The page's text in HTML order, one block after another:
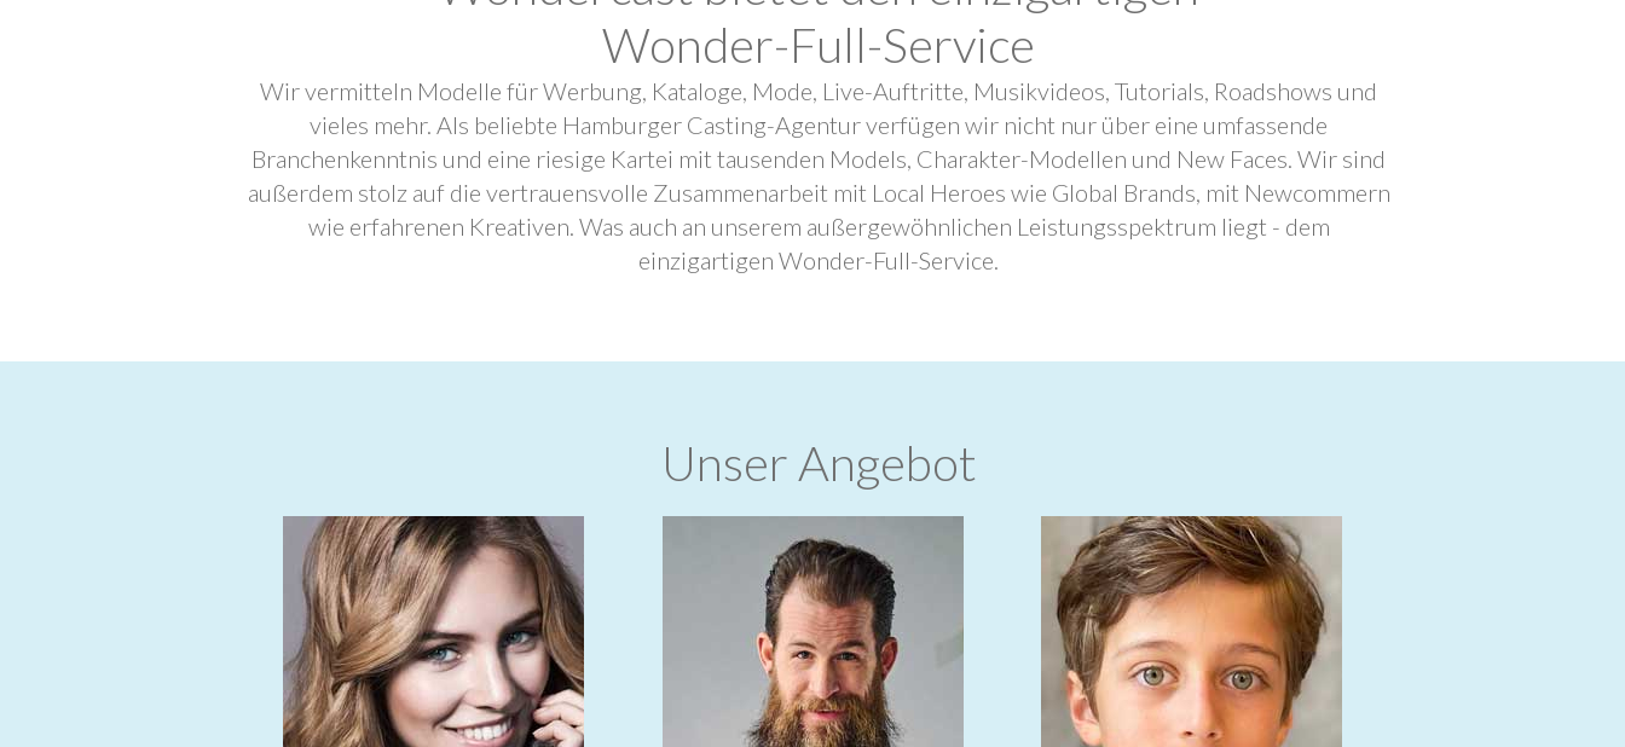
Wonder-Full-Service
Wir vermitteln Modelle für Werbung, Kataloge, Mode, Live-Auftritte, Musikvideos, Tutorials, Roadshows und
vieles mehr. Als beliebte Hamburger Casting-Agentur verfügen wir nicht nur über eine umfassende
Branchenkenntnis und eine riesige Kartei mit tausenden Models, Charakter-Modellen und New Faces. Wir sind
außerdem stolz auf die vertrauensvolle Zusammenarbeit mit Local Heroes wie Global Brands, mit Newcommern
wie erfahrenen Kreativen. Was auch an unserem außergewöhnlichen Leistungsspektrum liegt - dem
einzigartigen Wonder-Full-Service.
Unser Angebot